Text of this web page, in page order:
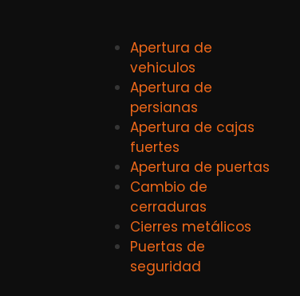
Apertura de
vehiculos
Apertura de
persianas
Apertura de cajas
fuertes
Apertura de puertas
Cambio de
cerraduras
Cierres metálicos
Puertas de
seguridad